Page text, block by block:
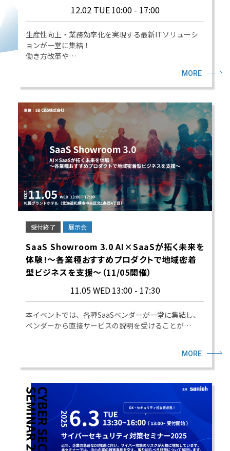
12.02 TUE10:00 - 17:00
生産性向上・業務効率化を実現する最新ITソリューシ
ョンが一堂に集結！
働き方改革や…
MORE
受付終了 展示会
SaaS Showroom 3.0 AI×SaaSが拓く未来を
体験！～各業種おすすめプロダクトで地域密着
型ビジネスを支援～（11/05開催）
11.05 WED13:00 - 17:30
本イベントでは、各種SaaSベンダーが一堂に集結し、
ベンダーから直接サービスの説明を受けることが…
MORE